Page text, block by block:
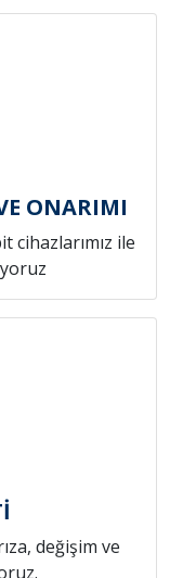
ONARIMI
cihazlarımız ile
değişim ve